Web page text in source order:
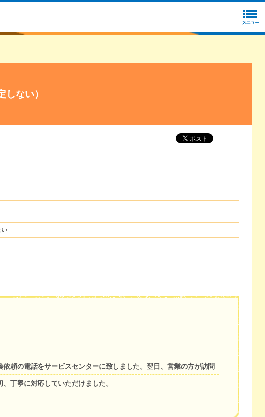
ない）
い
頼の電話をサービスセンターに致しました。翌日、営業の方が訪問
丁寧に対応していただけました。